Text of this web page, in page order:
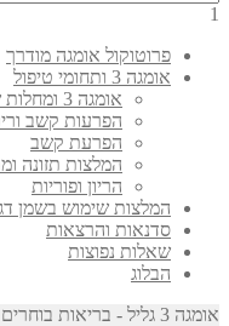
1
פרוטוקול אומגה מודרך
אומגה 3 ותחומי טיפול
אומגה 3 ומחלות שונות
הפרעות קשב
הפרעת קשב
המלצות תזונה
הריון ופוריות
המלצות שימוש בשמן
סדנאות והרצאות
שאלות נפוצות
הבלוג
אומגה 3 גליל - בריאות בוחרים בתזונה